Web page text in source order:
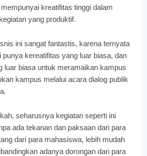
kreatifitas tinggi dalam
yang produktif.
ini sangat fantastis, karena ternyata
kereatifitas yang luar biasa, dan
luar biasa untuk meramaikan kampus
kampus melalui acara dialog publik
seharusnya kegiatan seperti ini
ada tekanan dan paksaan dari para
dari para mahasiswa, lebih mudah
adanya dorongan dari para